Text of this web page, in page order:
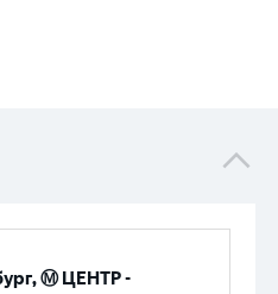
Ⓜ️ ЦЕНТР -